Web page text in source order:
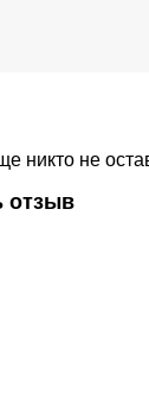
никто не
отзыв